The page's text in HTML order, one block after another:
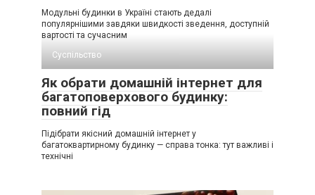
Модульні будинки в Україні стають дедалі
популярнішими завдяки швидкості зведення, доступній
вартості та сучасним
Суспільство
Як обрати домашній інтернет для
багатоповерхового будинку:
повний гід
Підібрати якісний домашній інтернет у
багатоквартирному будинку — справа тонка: тут важливі і
технічні